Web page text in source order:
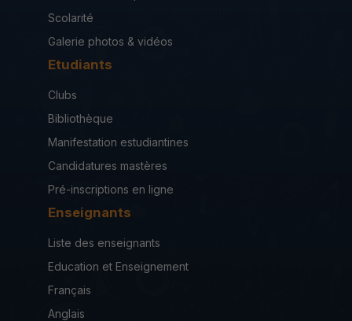
Scolarité
Galerie photos & vidéos
Etudiants
Clubs
Bibliothèque
Manifestation estudiantines
Candidatures mastères
Pré-inscriptions en ligne
Enseignants
Liste des enseignants
Education et Enseignement
Français
Anglais